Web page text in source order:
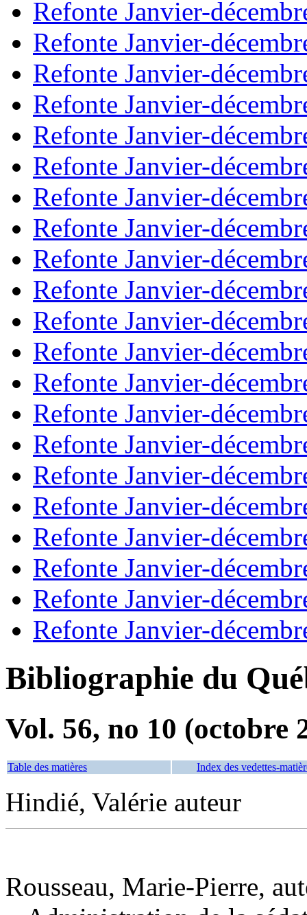
Refonte Janvier-
Refonte Janvier-
Refonte Janvier-
Refonte Janvier-
Refonte Janvier-
Refonte Janvier-
Refonte Janvier-
Refonte Janvier-
Refonte Janvier-
Refonte Janvier-
Refonte Janvier-
Refonte Janvier-
Refonte Janvier-
Refonte Janvier-
Refonte Janvier-
Refonte Janvier-
Refonte Janvier-
Refonte Janvier-
Refonte Janvier-
Refonte Janvier-
Refonte Janvier-
Bibliographie du
Vol. 56, no 10 (octobre
Table des matières Index des vedettes-
Hindié, Valérie auteur
Rousseau, Marie-Pierre,